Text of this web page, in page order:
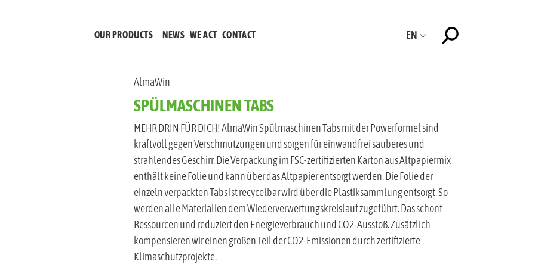
OUR PRODUCTS(CURRENT)
NEWS WE ACT CONTACT EN
AlmaWin
SPÜLMASCHINEN TABS
MEHR DRIN FÜR DICH! AlmaWin Spülmaschinen Tabs mit der Powerformel sind
kraftvoll gegen Verschmutzungen und sorgen für einwandfrei sauberes und
strahlendes Geschirr. Die Verpackung im FSC-zertifizierten Karton aus Altpapiermix
enthält keine Folie und kann über das Altpapier entsorgt werden. Die Folie der
einzeln verpackten Tabs ist recycelbar wird über die Plastiksammlung entsorgt. So
werden alle Materialien dem Wiederverwertungskreislauf zugeführt. Das schont
Ressourcen und reduziert den Energieverbrauch und CO2-Ausstoß. Zusätzlich
kompensieren wir einen großen Teil der CO2-Emissionen durch zertifizierte
Klimaschutzprojekte.